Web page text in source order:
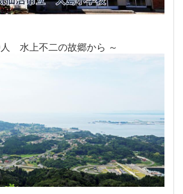
人 水上不二の故郷から ～